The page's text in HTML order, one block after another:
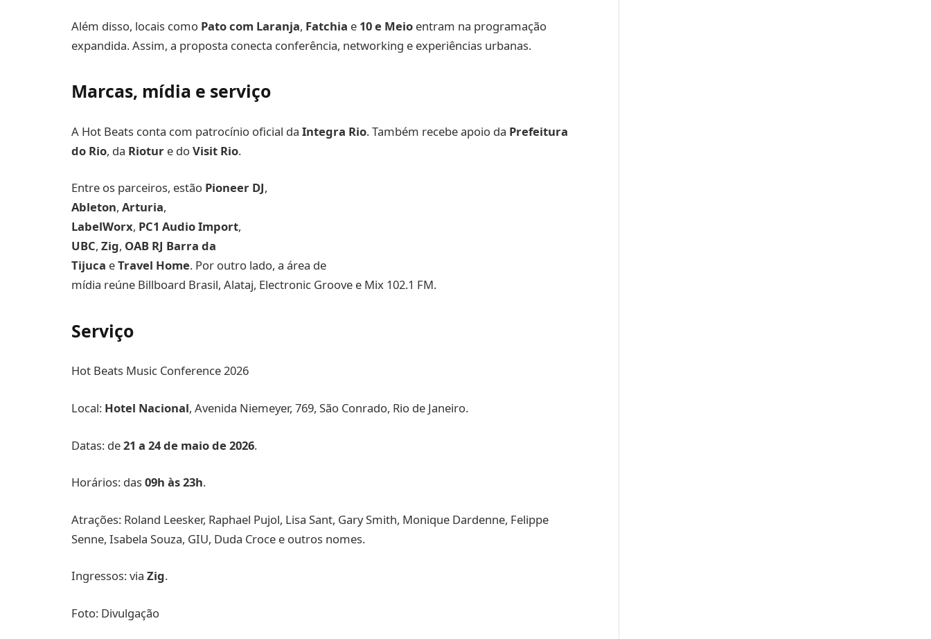
Além disso, locais como Pato com Laranja, Fatchia e 10 e Meio entram na programação
expandida. Assim, a proposta conecta conferência, networking e experiências urbanas.
Marcas, mídia e serviço
A Hot Beats conta com patrocínio oficial da Integra Rio. Também recebe apoio da Prefeitura
do Rio, da Riotur e doVisit Rio.
Entre os parceiros, estão Pioneer DJ,
Ableton, Arturia,
LabelWorx, PC1 Audio Import,
UBC, Zig, OAB RJ Barra da
Tijuca eTravel Home. Por outro lado, a área de
mídia reúne Billboard Brasil, Alataj, Electronic Groove e Mix 102.1 FM.
Serviço
Hot Beats Music Conference 2026
Local: Hotel Nacional, Avenida Niemeyer, 769, São Conrado, Rio de Janeiro.
Datas: de21 a 24 de maio de 2026.
Horários: das09h às 23h.
Atrações: Roland Leesker, Raphael Pujol, Lisa Sant, Gary Smith, Monique Dardenne, Felippe
Senne, Isabela Souza, GIU, Duda Croce e outros nomes.
Ingressos: via Zig.
Foto: Divulgação